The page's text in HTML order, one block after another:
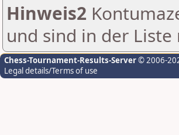
Hinweis2
und sind in der
Chess-Tournament-Results-Server© 2006-
Legal details/Terms of use